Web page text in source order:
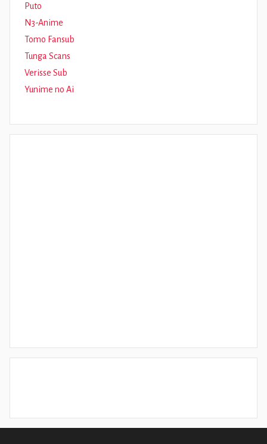
Puto
N3-Anime
Tomo Fansub
Tunga Scans
Verisse Sub
Yunime no Ai